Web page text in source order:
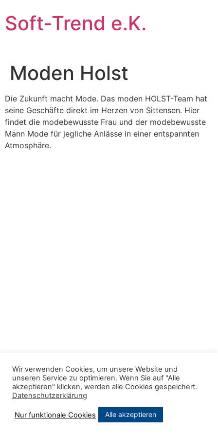
Inhalt
wechseln
Soft-Trend e.K.
Moden Holst
Die Zukunft macht Mode. Das moden HOLST-Team hat
seine Geschäfte direkt im Herzen von Sittensen. Hier
findet die modebewusste Frau und der modebewusste
Mann Mode für jegliche Anlässe in einer entspannten
Atmosphäre.
Wir verwenden Cookies, um unsere Website und
unseren Service zu optimieren. Wenn Sie auf "Alle
akzeptieren" klicken, werden alle Cookies gespeichert.
Datenschutzerklärung
Nur funktionale Cookies Alle akzeptieren